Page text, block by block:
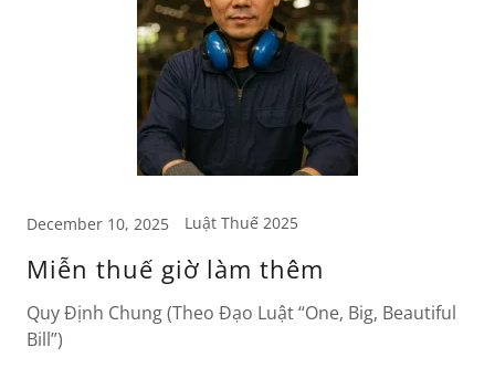
December 10, 2025 Luật Thuế 2025
Miễn thuế giờ làm thêm
Quy Định Chung (Theo Đạo Luật “One, Big, Beautiful
Bill”)